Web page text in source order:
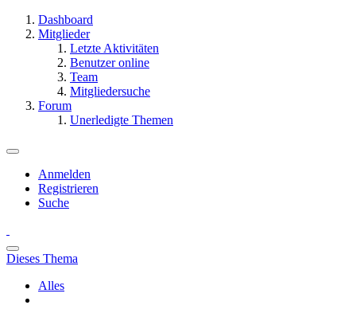
Dashboard
Mitglieder
Letzte Aktivitäten
Benutzer online
Team
Mitgliedersuche
Forum
Unerledigte Themen
Anmelden
Registrieren
Suche
Dieses Thema
Alles